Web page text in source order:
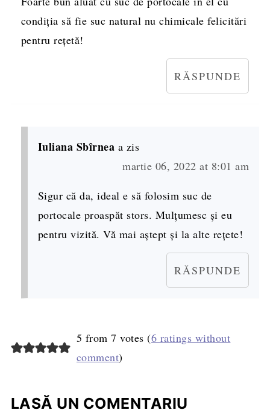
condiția să fie suc natural nu chimicale felicitări
pentru rețetă!
RĂSPUNDE
Iuliana Sbîrnea a zis
martie 06, 2022 at 8:01 am
Sigur că da, ideal e să folosim suc de
portocale proaspăt stors. Mulțumesc și eu
pentru vizită. Vă mai aștept și la alte rețete!
RĂSPUNDE
5 from 7 votes (6 ratings without
comment)
LASĂ UN COMENTARIU